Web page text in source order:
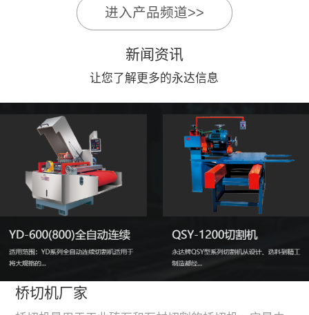
面，不崩边。4、大板
平稳输送进出，切割加
工与上下板分开，便
捷，高效。5、19”显示
屏，按钮、遥杆集成面
板，操作快速、简便。
1、简单易学的编程软
学。2、操作系统简单
易用；采用进口伺服、
稳、可靠。3、前后刀
切割，带去毛刺倒角功
能，不伤石材、瓷砖表
面，不崩边。4、大板
平稳输送进出，切割加
工与上下板分开，便
捷，高效。5、19”显示
屏，按钮、遥杆集成面
板，操作快速、简便。
》》五轴桥切高配型
桥切（含输送板材平
台）
进入产品频道>>
新闻资讯
让您了解更多的永达信息
桥切机厂家